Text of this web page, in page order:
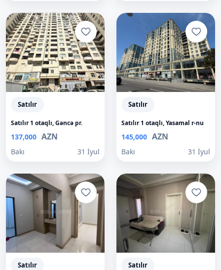
Satılır
Satılır 1 otaqlı, Gəncə pr.
137,000 AZN
Bakı 31 İyul
Satılır
Satılır 1 otaqlı, Yasamal r-nu
145,000 AZN
Bakı 31 İyul
Satılır Satılır